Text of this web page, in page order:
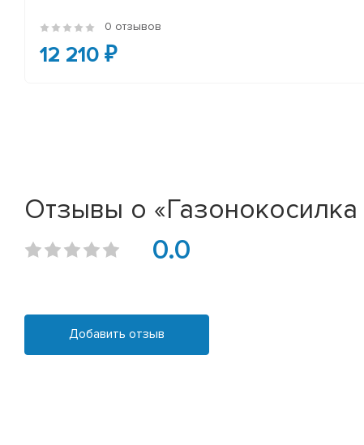
0 отзывов
12 210 ₽
Отзывы о «Газонокосилка
0.0
Добавить отзыв